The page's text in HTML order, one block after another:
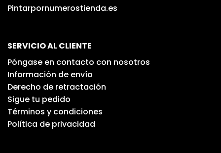
Pintarpornumerostienda.es
SERVICIO AL CLIENTE
Póngase en contacto con nosotros
Información de envío
Derecho de retractación
Sigue tu pedido
Términos y condiciones
Política de privacidad